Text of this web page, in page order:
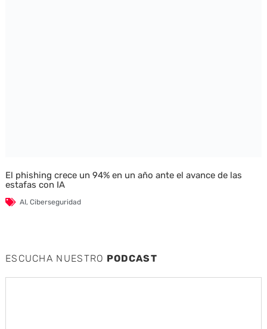
El phishing crece un 94% en un año ante el avance de las
estafas con IA
AI, Ciberseguridad
ESCUCHA NUESTRO PODCAST